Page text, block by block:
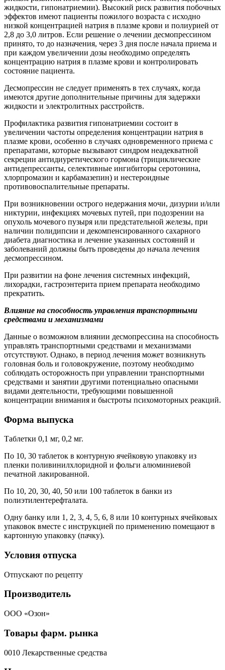
жидкости, гипонатриемии). Высокий риск развития побочных
эффектов имеют пациенты пожилого возраста с исходно
низкой концентрацией натрия в плазме крови и полиурией от
2,8 до 3,0 литров. Если решение о лечении десмопрессином
принято, то до назначения, через 3 дня после начала приема и
при каждом увеличении дозы необходимо определять
концентрацию натрия в плазме крови и контролировать
состояние пациента.
Десмопрессин не следует применять в тех случаях, когда
имеются другие дополнительные причины для задержки
жидкости и электролитных расстройств.
Профилактика развития гипонатриемии состоит в
увеличении частоты определения концентрации натрия в
плазме крови, особенно в случаях одновременного приема с
препаратами, которые вызывают синдром неадекватной
секреции антидиуретического гормона (трициклические
антидепрессанты, селективные ингибиторы серотонина,
хлорпромазин и карбамазепин) и нестероидные
противовоспалительные препараты.
При возникновении острого недержания мочи, дизурии и/или
никтурии, инфекциях мочевых путей, при подозрении на
опухоль мочевого пузыря или предстательной железы, при
наличии полидипсии и декомпенсированного сахарного
диабета диагностика и лечение указанных состояний и
заболеваний должны быть проведены до начала лечения
десмопрессином.
При развитии на фоне лечения системных инфекций,
лихорадки, гастроэнтерита прием препарата необходимо
прекратить.
Влияние на способность управления транспортными
средствами и механизмами
Данные о возможном влиянии десмопрессина на способность
управлять транспортными средствами и механизмами
отсутствуют. Однако, в период лечения может возникнуть
головная боль и головокружение, поэтому необходимо
соблюдать осторожность при управлении транспортными
средствами и занятии другими потенциально опасными
видами деятельности, требующими повышенной
концентрации внимания и быстроты психомоторных реакций.
Форма выпуска
Таблетки 0,1 мг, 0,2 мг.
По 10, 30 таблеток в контурную ячейковую упаковку из
пленки поливинилхлоридной и фольги алюминиевой
печатной лакированной.
По 10, 20, 30, 40, 50 или 100 таблеток в банки из
полиэтилентерефталата.
Одну банку или 1, 2, 3, 4, 5, 6, 8 или 10 контурных ячейковых
упаковок вместе с инструкцией по применению помещают в
картонную упаковку (пачку).
Условия отпуска
Отпускают по рецепту
Производитель
ООО «Озон»
Товары фарм. рынка
0010 Лекарственные средства